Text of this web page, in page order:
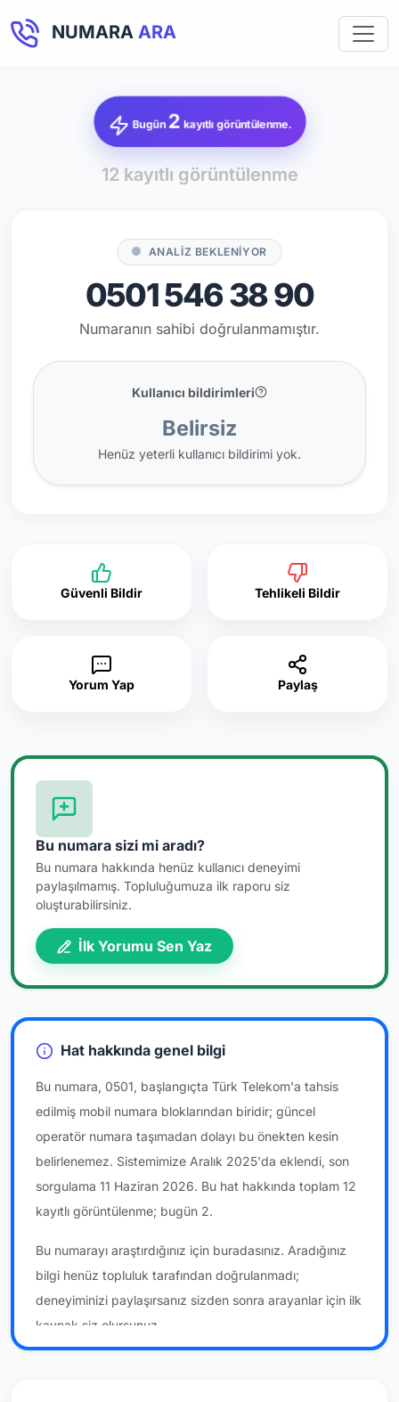
NUMARA ARA
Bugün2 kayıtlı görüntülenme.
12 kayıtlı görüntülenme
ANALİZ BEKLENİYOR
0501 546 38 90
Numaranın sahibi doğrulanmamıştır.
Kullanıcı bildirimleri
Belirsiz
Henüz yeterli kullanıcı bildirimi yok.
Güvenli Bildir Tehlikeli Bildir
Yorum Yap Paylaş
Bu numara sizi mi aradı?
Bu numara hakkında henüz kullanıcı deneyimi
paylaşılmamış. Topluluğumuza ilk raporu siz
oluşturabilirsiniz.
İlk Yorumu Sen Yaz
Hat hakkında genel bilgi
Bu numara, 0501, başlangıçta Türk Telekom'a tahsis
edilmiş mobil numara bloklarından biridir; güncel
operatör numara taşımadan dolayı bu önekten kesin
belirlenemez. Sistemimize Aralık 2025'da eklendi, son
sorgulama 11 Haziran 2026. Bu hat hakkında toplam 12
kayıtlı görüntülenme; bugün 2.
Bu numarayı araştırdığınız için buradasınız. Aradığınız
bilgi henüz topluluk tarafından doğrulanmadı;
deneyiminizi paylaşırsanız sizden sonra arayanlar için ilk
kaynak siz olursunuz.